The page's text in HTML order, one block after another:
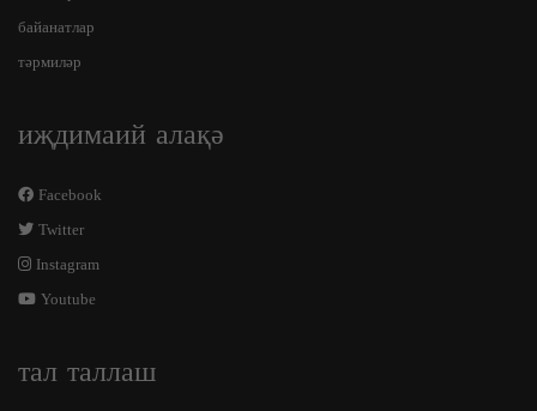
байанатлар
тәрмиләр
иҗдимаий алақә
Facebook
Twitter
Instagram
Youtube
тал таллаш